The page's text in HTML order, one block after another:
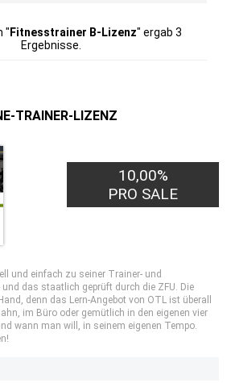
" Fitnesstrainer B-Lizenz" ergab 3
Ergebnisse.
TRAINER-LIZENZ
10,00%
PRO SALE
und einfach zu seiner Trainer- und
und das staatlich geprüft durch die ZFU. Die
denn das Lern-Angebot von OTL ist überall
im Büro oder gemütlich in den eigenen vier
wann man will, in seinem eigenen Tempo.